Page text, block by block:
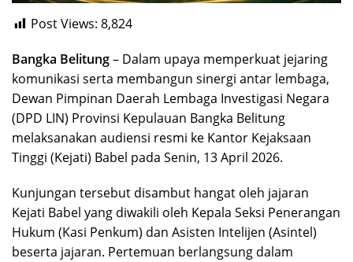
Post Views: 8,824
Bangka Belitung– Dalam upaya memperkuat jejaring
komunikasi serta membangun sinergi antar lembaga,
Dewan Pimpinan Daerah Lembaga Investigasi Negara
(DPD LIN) Provinsi Kepulauan Bangka Belitung
melaksanakan audiensi resmi ke Kantor Kejaksaan
Tinggi (Kejati) Babel pada Senin, 13 April 2026.
Kunjungan tersebut disambut hangat oleh jajaran
Kejati Babel yang diwakili oleh Kepala Seksi Penerangan
Hukum (Kasi Penkum) dan Asisten Intelijen (Asintel)
beserta jajaran. Pertemuan berlangsung dalam